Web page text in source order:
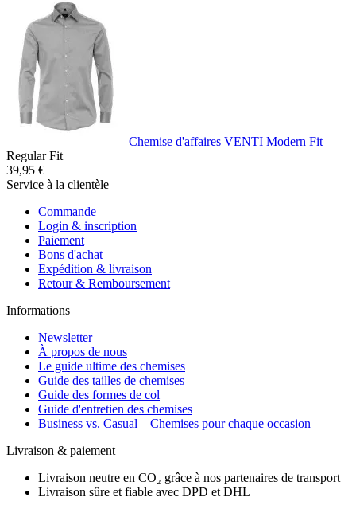
Chemise d'affaires VENTI Modern Fit
Regular Fit
39,95 €
Service à la clientèle
Commande
Login & inscription
Paiement
Bons d'achat
Expédition & livraison
Retour & Remboursement
Informations
Newsletter
À propos de nous
Le guide ultime des chemises
Guide des tailles de chemises
Guide des formes de col
Guide d'entretien des chemises
Business vs. Casual – Chemises pour chaque occasion
Livraison & paiement
Livraison neutre en CO₂ grâce à nos partenaires de transport
Livraison sûre et fiable avec DPD et DHL